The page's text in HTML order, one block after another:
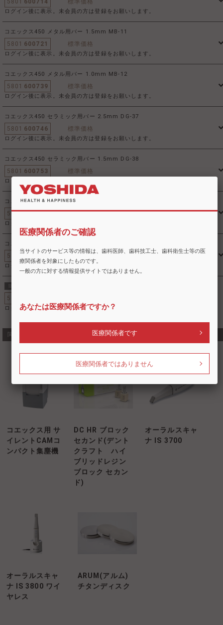
5801 600714 標準価格
ログイン後に表示。未会員の方は登録をお願いします。
コエックス450 メタル用バー 1.5mm MB-11
5801 600721 標準価格
ログイン後に表示。未会員の方は登録をお願いします。
コエックス450 メタル用バー 1.0mm MB-12
5801 600739 標準価格
ログイン後に表示。未会員の方は登録をお願いします。
コエックス450 セラミック用バー 2.5mm DG-37
5801 600746 標準価格
ログイン後に表示。未会員の方は登録をお願いします。
コエックス450 セラミック用バー 1.5mm DG-38
5801 600753 標準価格
ログイン後に表示。未会員の方は登録をお願いします。
コエックス450 セラミック用バー 1.0mm DG-21
5801600761 標準価格
ログイン後に表示。未会員の方は登録をお願いします。
コエックス450 セラミック用バー 0.6mm DG-22
5801 600778 標準価格
ログイン後に表示。未会員の方は登録をお願いします。
5801
ログイン後に表示。未会員の方は登録をお願いします。
関連商品・類似商品
コエックス用 サ
イレントCAMコ
ンパクト集塵機
DC HR ブロック
セカンド(デント
クラフト ハイ
ブリッドレジン
ブロック セカン
ド)
オーラルスキャ
ナ IS 3700
オーラルスキャ
ナ IS 3800 ワイ
ヤレス
ARUM(アルム)
チタンディスク
医療関係者のご確認
当サイトのサービス等の情報は、歯科医師、歯科技工士、歯科衛生士等の医
療関係者を対象にしたものです。
一般の方に対する情報提供サイトではありません。
あなたは医療関係者ですか？
医療関係者です
医療関係者ではありません